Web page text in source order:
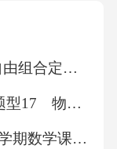
作，应把5
高中生物 重点强化练38 自由组合定律“特殊比例”的相关题型(一)
高中化学 加练 第三章 微题型17 物质的检验与鉴别
函数的奇偶性(一)-高一上学期数学课时作业人教版A版（含解析）